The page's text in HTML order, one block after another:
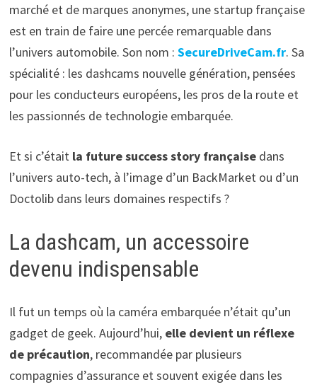
marché et de marques anonymes, une startup française
est en train de faire une percée remarquable dans
l’univers automobile. Son nom : SecureDriveCam.fr. Sa
spécialité : les dashcams nouvelle génération, pensées
pour les conducteurs européens, les pros de la route et
les passionnés de technologie embarquée.
Et si c’était la future success story françaisedans
l’univers auto-tech, à l’image d’un BackMarket ou d’un
Doctolib dans leurs domaines respectifs ?
La dashcam, un accessoire
devenu indispensable
Il fut un temps où la caméra embarquée n’était qu’un
gadget de geek. Aujourd’hui, elle devient un réflexe
de précaution, recommandée par plusieurs
compagnies d’assurance et souvent exigée dans les